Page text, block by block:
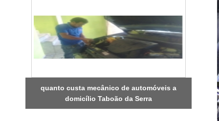
quanto custa mecânico de automóveis a
domicílio Taboão da Serra